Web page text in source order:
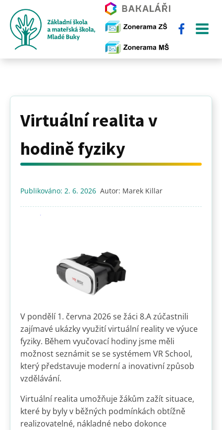
Virtuální realita v
hodině fyziky
Publikováno: 2. 6. 2026 Autor: Marek Killar
V pondělí 1. června 2026 se žáci 8.A zúčastnili
zajímavé ukázky využití virtuální reality ve výuce
fyziky. Během vyučovací hodiny jsme měli
možnost seznámit se se systémem VR School,
který představuje moderní a inovativní způsob
vzdělávání.
Virtuální realita umožňuje žákům zažít situace,
které by byly v běžných podmínkách obtížně
realizovatelné, nákladné nebo dokonce